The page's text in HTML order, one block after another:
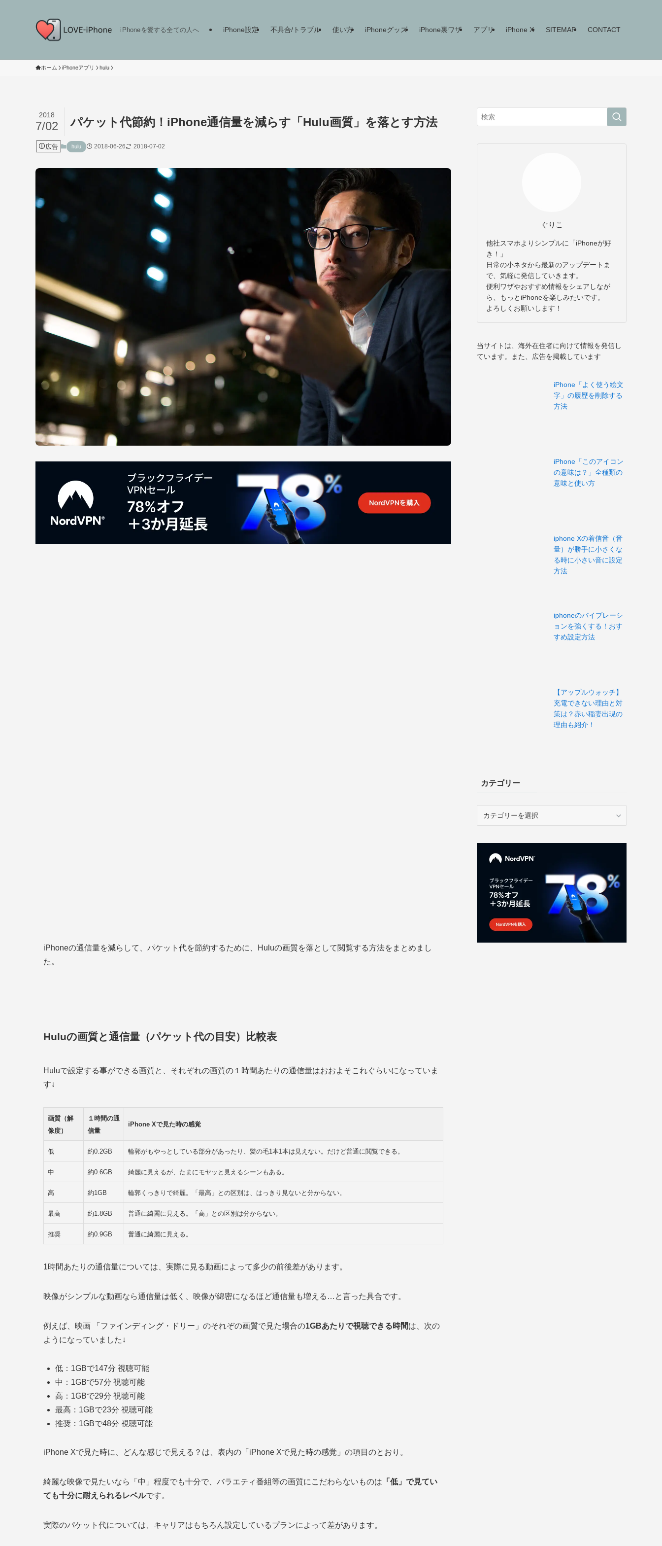
iPhoneを愛する全ての人へ iPhone設定 不具合/トラブル 使い方 iPhoneグッズ iPhone裏ワザ アプリ iPhone X SITEMAP CONTACT
ホーム iPhoneアプリ hulu
パケット代節約！iPhone通信量を減らす「Hulu画質」を落とす方法
2018
7/02
広告 hulu 2018-06-26 2018-07-02
iPhoneの通信量を減らして、パケット代を節約するために、Huluの画質を落として閲覧する方法をまとめまし
た。
Huluの画質と通信量（パケット代の目安）比較表
Huluで設定する事ができる画質と、それぞれの画質の１時間あたりの通信量はおおよそこれぐらいになっていま
す↓
画質（解
像度）
１時間の通
信量
iPhone Xで見た時の感覚
低 約0.2GB 輪郭がもやっとしている部分があったり、髪の毛1本1本は見えない。だけど普通に閲覧できる。
中 約0.6GB 綺麗に見えるが、たまにモヤッと見えるシーンもある。
高 約1GB 輪郭くっきりで綺麗。「最高」との区別は、はっきり見ないと分からない。
最高 約1.8GB 普通に綺麗に見える。「高」との区別は分からない。
推奨 約0.9GB 普通に綺麗に見える。
1時間あたりの通信量については、実際に見る動画によって多少の前後差があります。
映像がシンプルな動画なら通信量は低く、映像が綿密になるほど通信量も増える…と言った具合です。
例えば、映画 「ファインディング・ドリー」のそれぞの画質で見た場合の1GBあたりで視聴できる時間は、次の
ようになっていました↓
低：1GBで147分 視聴可能
中：1GBで57分 視聴可能
高：1GBで29分 視聴可能
最高：1GBで23分 視聴可能
推奨：1GBで48分 視聴可能
iPhone Xで見た時に、どんな感じで見える？は、表内の「iPhone Xで見た時の感覚」の項目のとおり。
綺麗な映像で見たいなら「中」程度でも十分で、バラエティ番組等の画質にこだわらないものは 「低」で見てい
ても十分に耐えられるレベルです。
実際のパケット代については、キャリアはもちろん設定しているプランによって差があります。
ぐりこ
他社スマホよりシンプルに「iPhoneが好
き！」
日常の小ネタから最新のアップデートま
で、気軽に発信していきます。
便利ワザやおすすめ情報をシェアしなが
ら、もっとiPhoneを楽しみたいです。
よろしくお願いします！
当サイトは、海外在住者に向けて情報を発信し
ています。また、広告を掲載しています
iPhone「よく使う絵文
字」の履歴を削除する
方法
iPhone「このアイコン
の意味は？」全種類の
意味と使い方
iphone Xの着信音（音
量）が勝手に小さくな
る時に小さい音に設定
方法
iphoneのバイブレーシ
ョンを強くする！おす
すめ設定方法
【アップルウォッチ】
充電できない理由と対
策は？赤い稲妻出現の
理由も紹介！
カテゴリー
リ